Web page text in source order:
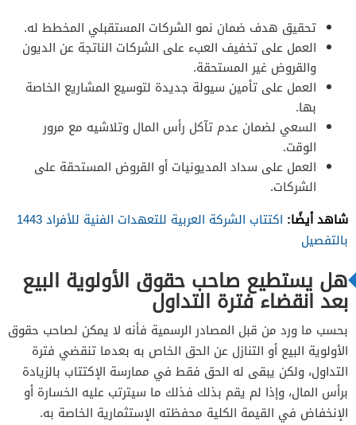
تحقيق هدف ضمان نمو الشركات المستقبلي المخطط له.
العمل على تخفيف العبء على الشركات الناتجة عن الديون
والقروض غير المستحقة.
العمل على تأمين سيولة جديدة لتوسيع المشاريع الخاصة
بها.
السعي لضمان عدم تآكل رأس المال وتلاشيه مع مرور
الوقت.
العمل على سداد المديونيات أو القروض المستحقة على
الشركات.
شاهد أيضًا:
اكتتاب الشركة العربية للتعهدات الفنية للأفراد 1443
بالتفصيل
هل يستطيع صاحب حقوق الأولوية البيع
بعد انقضاء فترة التداول
بحسب ما ورد من قبل المصادر الرسمية فأنه لا يمكن لصاحب حقوق
الأولوية البيع أو التنازل عن الحق الخاص به بعدما تنقضي فترة
التداول، ولكن يبقى له الحق فقط في ممارسة الإكتتاب بالزيادة
برأس المال، وإذا لم يقم بذلك فذلك ما سيترتب عليه الخسارة أو
الإنخفاض في القيمة الكلية محفظته الإستثمارية الخاصة به.